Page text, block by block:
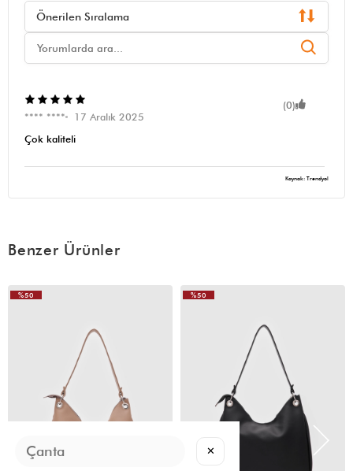
Önerilen Sıralama
(0)
**** ****
17 Aralık 2025
Çok kaliteli
Kaynak: Trendyol
Benzer Ürünler
%50
%50
✕